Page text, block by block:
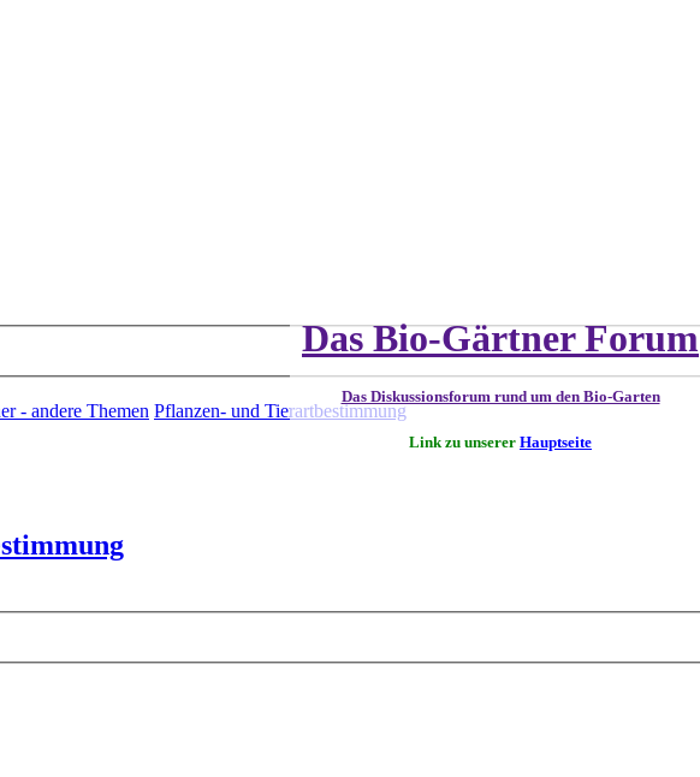
Das Bio-Gärtner Forum
Das Diskussionsforum rund um den Bio-Garten
Link zu unserer Hauptseite
- andere Themen Pflanzen- und Tierartbestimmung